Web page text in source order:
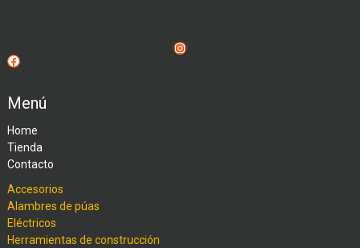
Instagram
Facebook
Menú
Home
Tienda
Contacto
Accesorios
Alambres de púas
Eléctricos
Herramientas de construcción